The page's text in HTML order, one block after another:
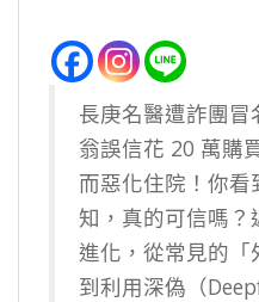
長庚名醫遭詐團
翁誤信花 20 萬購
而惡化住院！你
知，真的可信嗎？
進化，從常見的「
到利用深偽（